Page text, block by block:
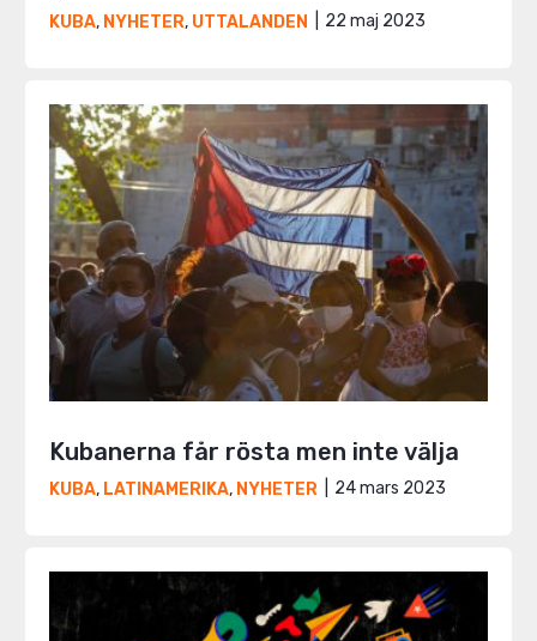
KUBA, NYHETER, UTTALANDEN 22 maj 2023
Kubanerna får rösta men inte välja
KUBA, LATINAMERIKA, NYHETER 24 mars 2023